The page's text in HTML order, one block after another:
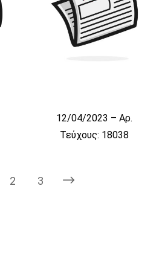
12/04/2023 – Αρ.
Τεύχους: 18038
2 3